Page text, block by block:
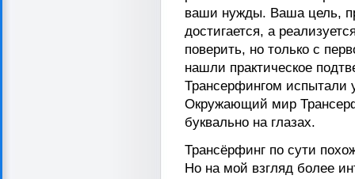
ваши нужды. Ваша цель,
достигается, а
поверить, но только с
нашли практическое
Трансерфингом испытали
Окружающий мир
буквально на глазах.
Трансёрфинг по сути
Но на мой взгляд более